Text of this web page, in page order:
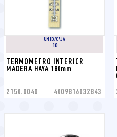
UNID/CAJA
10
TERMOMETRO INTERIOR
MADERA HAYA 180mm
2150.0040 4009816032843